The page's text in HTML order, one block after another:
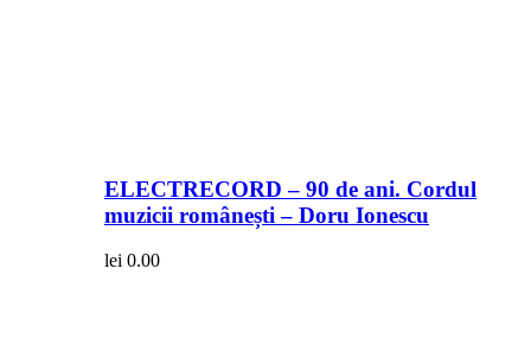
ELECTRECORD – 90 de ani. Cordul
muzicii românești – Doru Ionescu
lei 0.00